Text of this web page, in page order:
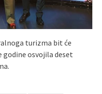
turizma bit će
godine osvojila deset